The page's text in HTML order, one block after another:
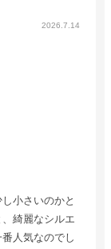
2026.7.14
小さいのかと
綺麗なシルエ
人気なのでし